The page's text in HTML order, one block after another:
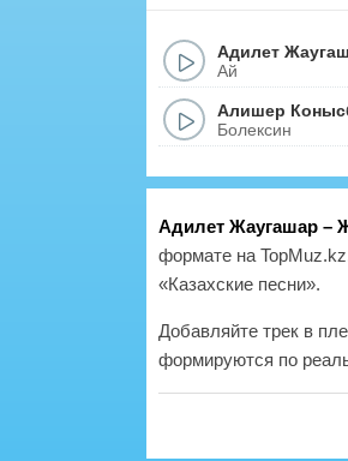
Адилет
Ай
Алишер
Болексин
Адилет Жаугашар –
формате на
«Казахские песни».
Добавляйте трек в
формируются по